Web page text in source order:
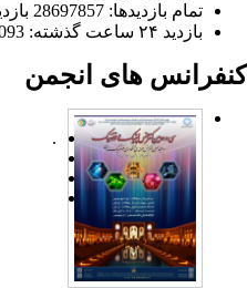
تمام بازدید‌ها: 28697857 بازدید
بازدید ۲۴ ساعت گذشته: 34093 بازدید
کنفرانس های انجمن
.